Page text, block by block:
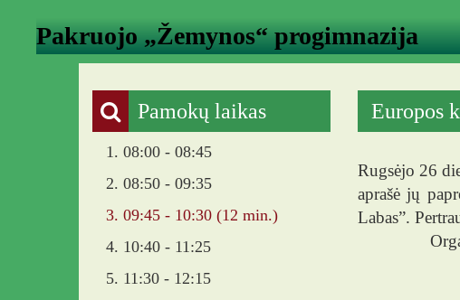
Pakruojo „Žemynos“ progimnazija
Pamokų laikas
1. 08:00 - 08:45
2. 08:50 - 09:35
3. 09:45 - 10:30 (12 min.)
4. 10:40 - 11:25
5. 11:30 - 12:15
Europos
Rugsėjo 26
aprašė jų
Labas”.